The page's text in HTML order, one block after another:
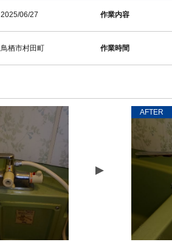
2025/06/27 作業内容
鳥栖市村田町 作業時間
AFTER